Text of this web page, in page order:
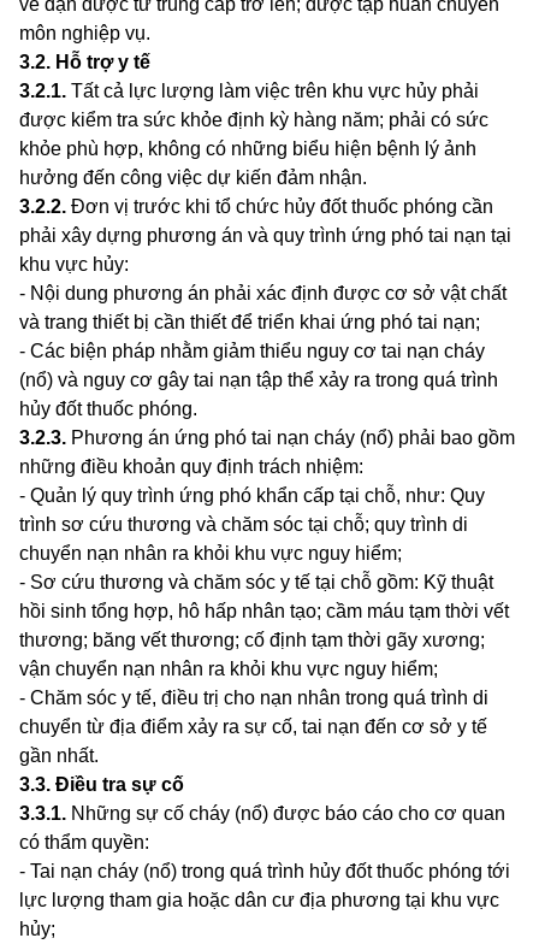
về đạn dược từ trung cấp trở lên; được tập huấn chuyên
môn nghiệp vụ.
3.2. Hỗ trợ y tế
3.2.1. Tất cả lực lượng làm việc trên khu vực hủy phải
được kiểm tra sức khỏe định kỳ hàng năm; phải có sức
khỏe phù hợp, không có những biểu hiện bệnh lý ảnh
hưởng đến công việc dự kiến đảm nhận.
3.2.2. Đơn vị trước khi tổ chức hủy đốt thuốc phóng cần
phải xây dựng phương án và quy trình ứng phó tai nạn tại
khu vực hủy:
- Nội dung phương án phải xác định được cơ sở vật chất
và trang thiết bị cần thiết để triển khai ứng phó tai nạn;
- Các biện pháp nhằm giảm thiểu nguy cơ tai nạn cháy
(nổ) và nguy cơ gây tai nạn tập thể xảy ra trong quá trình
hủy đốt thuốc phóng.
3.2.3. Phương án ứng phó tai nạn cháy (nổ) phải bao gồm
những điều khoản quy định trách nhiệm:
- Quản lý quy trình ứng phó khẩn cấp tại chỗ, như: Quy
trình sơ cứu thương và chăm sóc tại chỗ; quy trình di
chuyển nạn nhân ra khỏi khu vực nguy hiểm;
- Sơ cứu thương và chăm sóc y tế tại chỗ gồm: Kỹ thuật
hồi sinh tổng hợp, hô hấp nhân tạo; cầm máu tạm thời vết
thương; băng vết thương; cố định tạm thời gãy xương;
vận chuyển nạn nhân ra khỏi khu vực nguy hiểm;
- Chăm sóc y tế, điều trị cho nạn nhân trong quá trình di
chuyển từ địa điểm xảy ra sự cố, tai nạn đến cơ sở y tế
gần nhất.
3.3. Điều tra sự cố
3.3.1. Những sự cố cháy (nổ) được báo cáo cho cơ quan
có thẩm quyền:
- Tai nạn cháy (nổ) trong quá trình hủy đốt thuốc phóng tới
lực ượng tham gia hoặc dân cư địa phương tại khu vực
hủy;